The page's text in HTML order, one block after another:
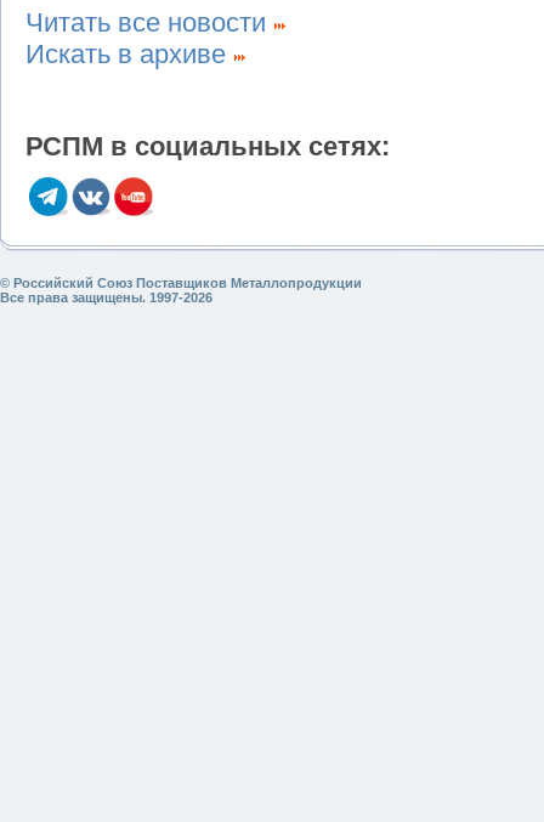
Читать все новости
Искать в архиве
РСПМ в социальных сетях:
© Российский Союз Поставщиков Металлопродукции
Все права защищены. 1997-2026